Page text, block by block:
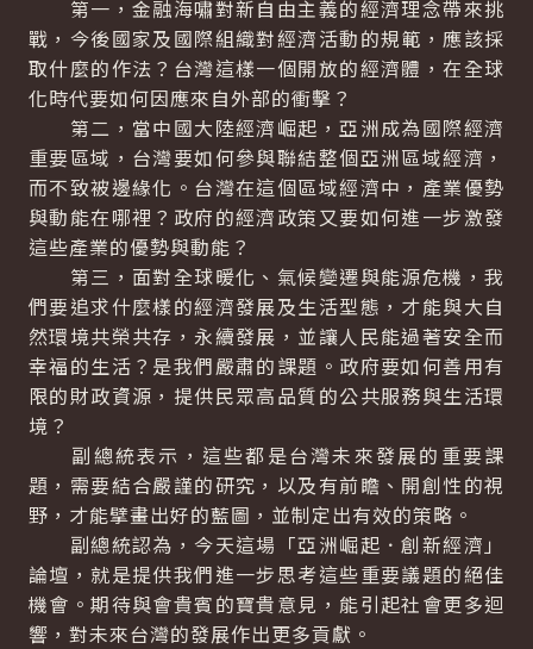
第一，金融海嘯對新自由主義的經濟理念帶來挑
戰，今後國家及國際組織對經濟活動的規範，應該採
取什麼的作法？台灣這樣一個開放的經濟體，在全球
化時代要如何因應來自外部的衝擊？
第二，當中國大陸經濟崛起，亞洲成為國際經濟
重要區域，台灣要如何參與聯結整個亞洲區域經濟，
而不致被邊緣化。台灣在這個區域經濟中，產業優勢
與動能在哪裡？政府的經濟政策又要如何進一步激發
這些產業的優勢與動能？
第三，面對全球暖化、氣候變遷與能源危機，我
們要追求什麼樣的經濟發展及生活型態，才能與大自
然環境共榮共存，永續發展，並讓人民能過著安全而
幸福的生活？是我們嚴肅的課題。政府要如何善用有
限的財政資源，提供民眾高品質的公共服務與生活環
境？
副總統表示，這些都是台灣未來發展的重要課
題，需要結合嚴謹的研究，以及有前瞻、開創性的視
野，才能擘畫出好的藍圖，並制定出有效的策略。
副總統認為，今天這場「亞洲崛起．創新經濟」
論壇，就是提供我們進一步思考這些重要議題的絕佳
機會。期待與會貴賓的寶貴意見，能引起社會更多迴
響，對未來台灣的發展作出更多貢獻。